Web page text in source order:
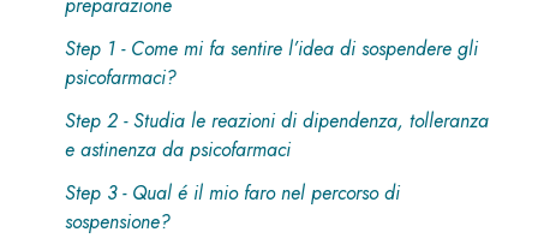
preparazione
Step 1 - Come mi fa sentire l’idea di sospendere gli
psicofarmaci?
Step 2 - Studia le reazioni di dipendenza, tolleranza
e astinenza da psicofarmaci
Step 3 - Qual é il mio faro nel percorso di
sospensione?